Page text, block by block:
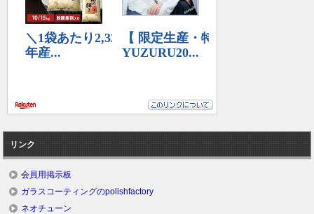
リンク
会員用掲示板
ガラスコーティングのpolishfactory
ネオチューン